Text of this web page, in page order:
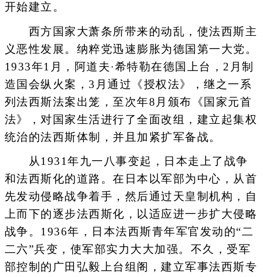
开始建立。
西方国家大萧条所带来的动乱，使法西斯主
义恶性发展。纳粹党迅速膨胀为德国第一大党。
1933年1月，阿道夫·希特勒在德国上台，2月制
造国会纵火案，3月通过《授权法》，继之一系
列法西斯法案出笼，至次年8月颁布《国家元首
法》，对国家生活进行了全面改组，建立起集权
统治的法西斯体制，并且加紧扩军备战。
从1931年九一八事变起，日本走上了战争
和法西斯化的道路。在日本以军部为中心，从首
先发动侵略战争着手，然后通过天皇制机构，自
上而下的逐步法西斯化，以适应进一步扩大侵略
战争。1936年，日本法西斯青年军官发动的“二
二六”兵变，使军部实力大大加强。不久，受军
部控制的广田弘毅上台组阁，建立军事法西斯专